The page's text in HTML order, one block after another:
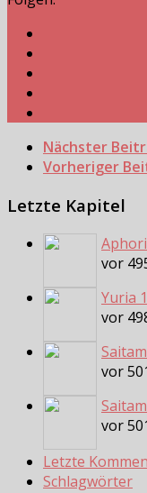
Nächster
Vorheriger
Letzte Kapitel
vor
Yuria
vor
vor
vor
Letzte
Schlagwörter